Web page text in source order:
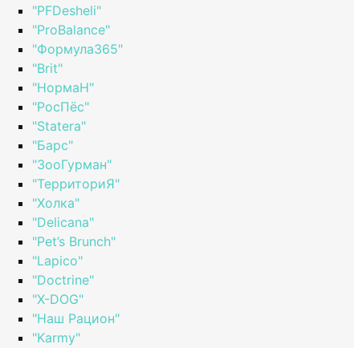
"PFDesheli"
"ProBalance"
"Формула365"
"Brit"
"НормаН"
"РосПёс"
"Statera"
"Барс"
"ЗооГурман"
"ТерриториЯ"
"Холка"
"Delicana"
"Pet’s Brunch"
"Lapico"
"Doctrine"
"X-DOG"
"Наш Рацион"
"Karmy"